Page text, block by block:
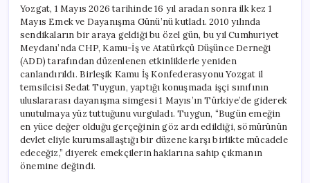
1
Mayıs
Emek
ve
Dayanışma
Coşkuyla
Kutlandı
için
Yozgat, 1 Mayıs 2026 tarihinde 16 yıl aradan sonra ilk kez 1
Mayıs Emek ve Dayanışma Günü’nü kutladı. 2010 yılında
sendikaların bir araya geldiği bu özel gün, bu yıl Cumhuriyet
Meydanı’nda CHP, Kamu-İş ve Atatürkçü Düşünce Derneği
(ADD) tarafından düzenlenen etkinliklerle yeniden
canlandırıldı. Birleşik Kamu İş Konfederasyonu Yozgat il
temsilcisi Sedat Tuygun, yaptığı konuşmada işçi sınıfının
uluslararası dayanışma simgesi 1 Mayıs’ın Türkiye’de giderek
unutulmaya yüz tuttuğunu vurguladı. Tuygun, “Bugün emeğin
en yüce değer olduğu gerçeğinin göz ardı edildiği, sömürünün
devlet eliyle kurumsallaştığı bir düzene karşı birlikte mücadele
edeceğiz,” diyerek emekçilerin haklarına sahip çıkmanın
önemine değindi.